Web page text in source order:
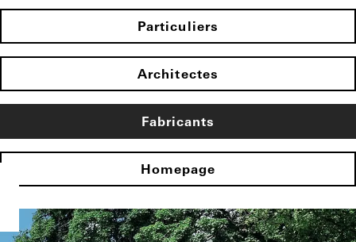
Particuliers
Architectes
Fabricants
Homepage